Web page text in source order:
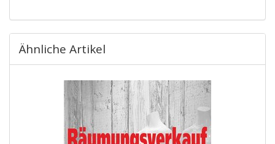
Ähnliche Artikel